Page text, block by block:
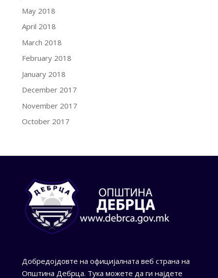
May 2018
April 2018
March 2018
February 2018
January 2018
December 2017
November 2017
October 2017
Добредојдовте на официјалната веб страна на
Општина Дебрца. Тука можете да ги најдете